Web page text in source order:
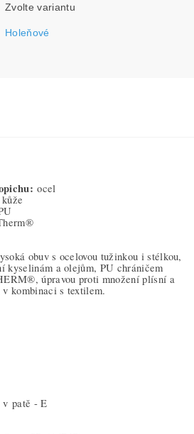
Zvolte variantu
Holeňové
ocel
obuv s ocelovou tužinkou i stélkou,
kyselinám a olejům, PU chráničem
úpravou proti množení plísní a
kombinaci s textilem.
v patě - E